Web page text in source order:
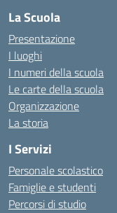
La Scuola
Presentazione
I luoghi
I numeri della scuola
Le carte della scuola
Organizzazione
La storia
I Servizi
Personale scolastico
Famiglie e studenti
Percorsi di studio